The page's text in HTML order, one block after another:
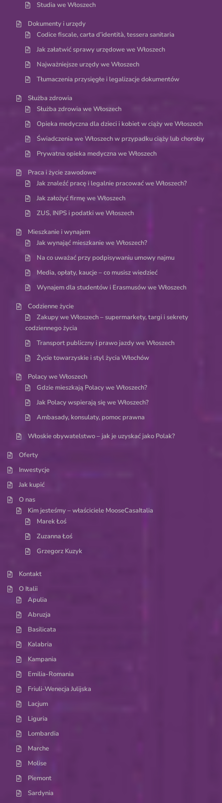
Studia we Włoszech
Dokumenty i urzędy
Codice fiscale, carta d’identità, tessera sanitaria
Jak załatwić sprawy urzędowe we Włoszech
Najważniejsze urzędy we Włoszech
Tłumaczenia przysięgłe i legalizacje dokumentów
Służba zdrowia
Służba zdrowia we Włoszech
Opieka medyczna dla dzieci i kobiet w ciąży we Włoszech
Świadczenia we Włoszech w przypadku ciąży lub choroby
Prywatna opieka medyczna we Włoszech
Praca i życie zawodowe
Jak znaleźć pracę i legalnie pracować we Włoszech?
Jak założyć firmę we Włoszech
ZUS, INPS i podatki we Włoszech
Mieszkanie i wynajem
Jak wynająć mieszkanie we Włoszech?
Na co uważać przy podpisywaniu umowy najmu
Media, opłaty, kaucje – co musisz wiedzieć
Wynajem dla studentów i Erasmusów we Włoszech
Codzienne życie
Zakupy we Włoszech – supermarkety, targi i sekrety
codziennego życia
Transport publiczny i prawo jazdy we Włoszech
Życie towarzyskie i styl życia Włochów
Polacy we Włoszech
Gdzie mieszkają Polacy we Włoszech?
Jak Polacy wspierają się we Włoszech?
Ambasady, konsulaty, pomoc prawna
Włoskie obywatelstwo – jak je uzyskać jako Polak?
Oferty
Inwestycje
Jak kupić
O nas
Kim jesteśmy – właściciele MooseCasaItalia
Marek Łoś
Zuzanna Łoś
Grzegorz Kuzyk
Kontakt
O Italii
Apulia
Abruzja
Basilicata
Kalabria
Kampania
Emilia-Romania
Friuli-Wenecja Julijska
Lacjum
Liguria
Lombardia
Marche
Molise
Piemont
Sardynia